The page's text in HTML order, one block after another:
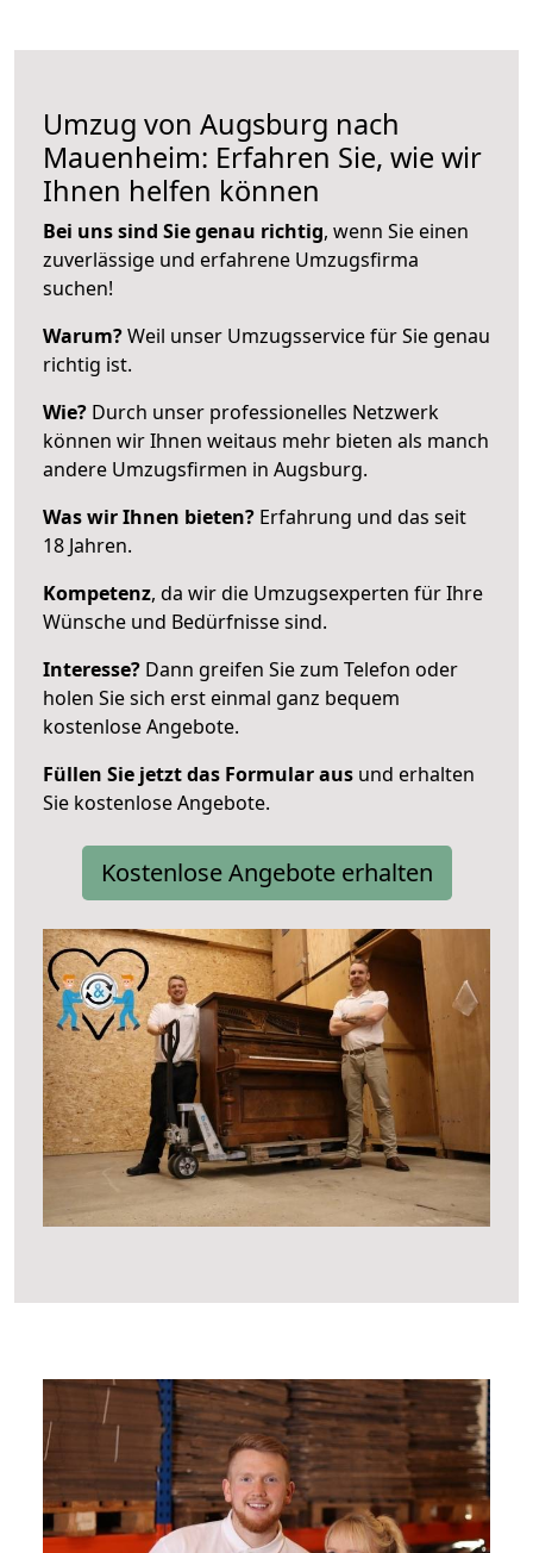
Umzug von Augsburg nach
Mauenheim: Erfahren Sie, wie wir
Ihnen helfen können
Bei uns sind Sie genau richtig, wenn Sie einen
zuverlässige und erfahrene Umzugsfirma
suchen!
Warum?Weil unser Umzugsservice für Sie genau
richtig ist.
Wie? Durch unser professionelles Netzwerk
können wir Ihnen weitaus mehr bieten als manch
andere Umzugsfirmen in Augsburg.
Was wir Ihnen bieten? Erfahrung und das seit
18 Jahren.
Kompetenz, da wir die Umzugsexperten für Ihre
Wünsche und Bedürfnisse sind.
Interesse? Dann greifen Sie zum Telefon oder
holen Sie sich erst einmal ganz bequem
kostenlose Angebote.
Füllen Sie jetzt das Formular aus und erhalten
Sie kostenlose Angebote.
Kostenlose Angebote erhalten